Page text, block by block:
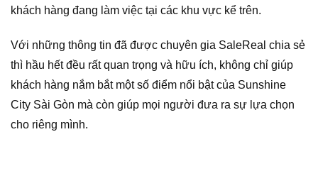
khách hàng đang làm việc tại các khu vực kể trên.
Với những thông tin đã được chuyên gia SaleReal chia sẻ
thì hầu hết đều rất quan trọng và hữu ích, không chỉ giúp
khách hàng nắm bắt một số điểm nổi bật của Sunshine
City Sài Gòn mà còn giúp mọi người đưa ra sự lựa chọn
cho riêng mình.